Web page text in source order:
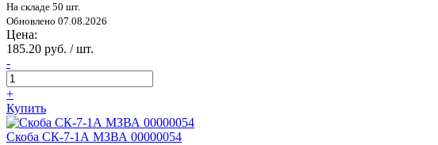
На складе 50 шт.
Обновлено 07.08.2026
Цена:
185.20 руб. / шт.
-
+
Купить
Скоба СК-7-1А МЗВА 00000054